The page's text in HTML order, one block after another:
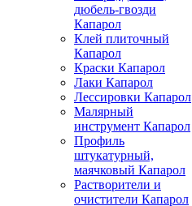
дюбель-гвозди
Капарол
Клей плиточный
Капарол
Краски Капарол
Лаки Капарол
Лессировки Капарол
Малярный
инструмент Капарол
Профиль
штукатурный,
маячковый Капарол
Растворители и
очистители Капарол